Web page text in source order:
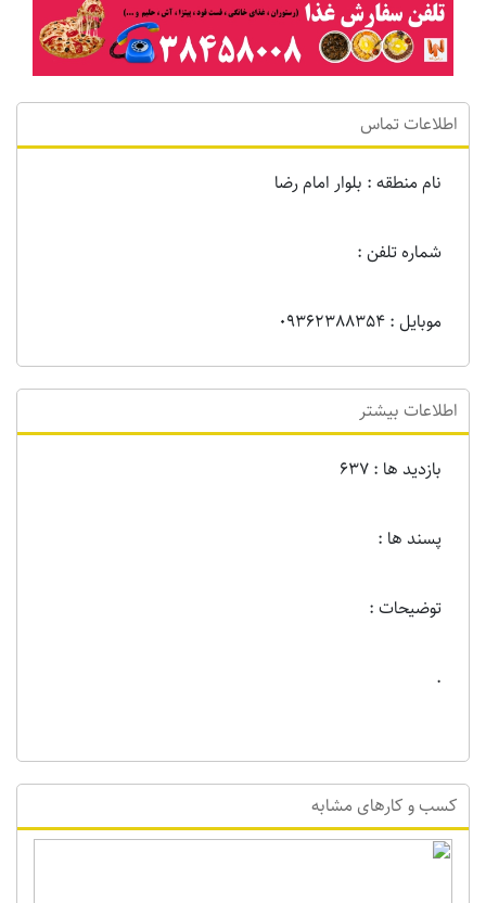
اطلاعات تماس
نام منطقه : بلوار امام رضا
شماره تلفن :
موبایل : 09362388354
اطلاعات بیشتر
بازدید ها : 637
پسند ها :
توضیحات :
.
کسب و کارهای مشابه